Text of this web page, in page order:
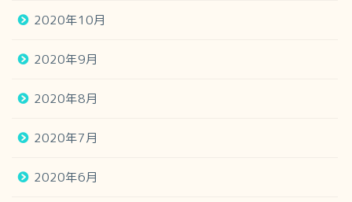
2020年10月
2020年9月
2020年8月
2020年7月
2020年6月